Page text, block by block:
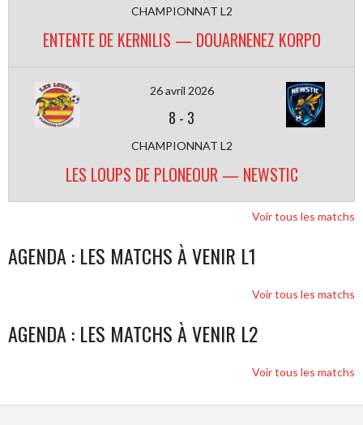
CHAMPIONNAT L2
ENTENTE DE KERNILIS — DOUARNENEZ KORPO
26 avril 2026
8 - 3
CHAMPIONNAT L2
LES LOUPS DE PLONEOUR — NEWSTIC
Voir tous les matchs
AGENDA : LES MATCHS À VENIR L1
Voir tous les matchs
AGENDA : LES MATCHS À VENIR L2
Voir tous les matchs